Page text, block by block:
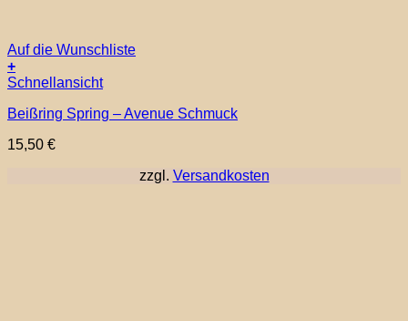
Auf die Wunschliste
+
Schnellansicht
Beißring Spring – Avenue Schmuck
15,50 €
zzgl. Versandkosten